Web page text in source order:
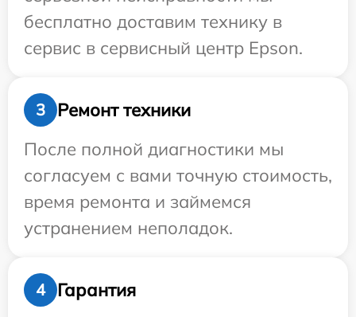
бесплатно доставим технику в
сервис в сервисный центр Epson.
3
Ремонт техники
После полной диагностики мы
согласуем с вами точную стоимость,
время ремонта и займемся
устранением неполадок.
4
Гарантия